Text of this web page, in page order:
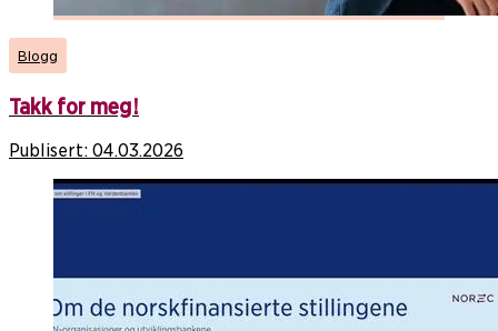
Blogg
Takk for meg!
Publisert: 04.03.2026